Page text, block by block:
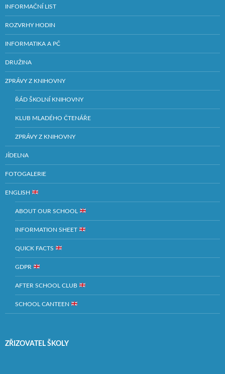
INFORMAČNÍ LIST
ROZVRHY HODIN
INFORMATIKA A PČ
DRUŽINA
ZPRÁVY Z KNIHOVNY
ŘÁD ŠKOLNÍ KNIHOVNY
KLUB MLADÉHO ČTENÁŘE
ZPRÁVY Z KNIHOVNY
JÍDELNA
FOTOGALERIE
ENGLISH
ABOUT OUR SCHOOL
INFORMATION SHEET
QUICK FACTS
GDPR
AFTER SCHOOL CLUB
SCHOOL CANTEEN
ZŘIZOVATEL ŠKOLY